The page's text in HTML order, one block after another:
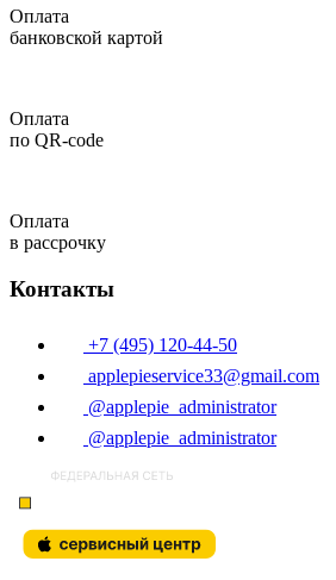
Оплата
банковской картой
Оплата
по QR-code
Оплата
в рассрочку
Контакты
+7 (495) 120-44-50
applepieservice33@gmail.com
@applepie_administrator
@applepie_administrator